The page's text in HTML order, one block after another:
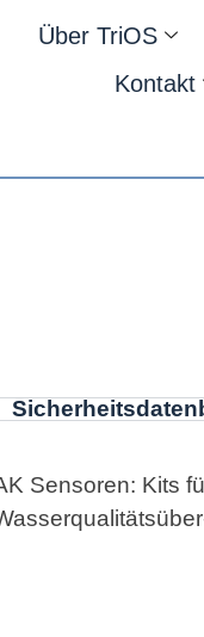
Über TriOS
Kontakt
Sensoren: Kits